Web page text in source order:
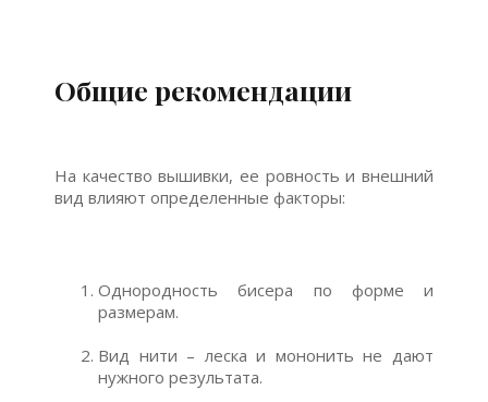
Общие рекомендации
На качество вышивки, ее ровность и внешний
вид влияют определенные факторы:
Однородность бисера по форме и
размерам.
Вид нити – леска и мононить не дают
нужного результата.